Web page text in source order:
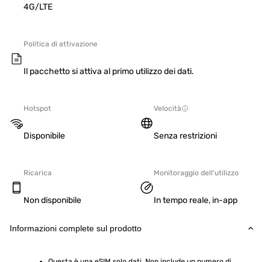
4G/LTE
Politica di attivazione
Il pacchetto si attiva al primo utilizzo dei dati.
Hotspot
Disponibile
Velocità
Senza restrizioni
Ricarica
Non disponibile
Monitoraggio dell'utilizzo
In tempo reale, in-app
Informazioni complete sul prodotto